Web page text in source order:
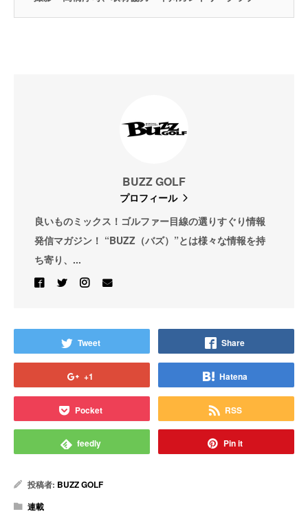
BUZZ GOLF
プロフィール
良いものミックス！ゴルファー目線の選りすぐり情報
発信マガジン！ “BUZZ（バズ）”とは様々な情報を持
ち寄り、...
Tweet Share
+1 Hatena
Pocket RSS
feedly Pin it
投稿者: BUZZ GOLF
連載